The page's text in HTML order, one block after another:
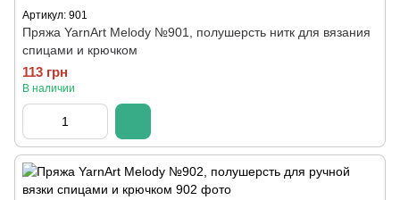
Артикул: 901
Пряжа YarnArt Melody №901, полушерсть нитк для вязания
спицами и крючком
113 грн
В наличии